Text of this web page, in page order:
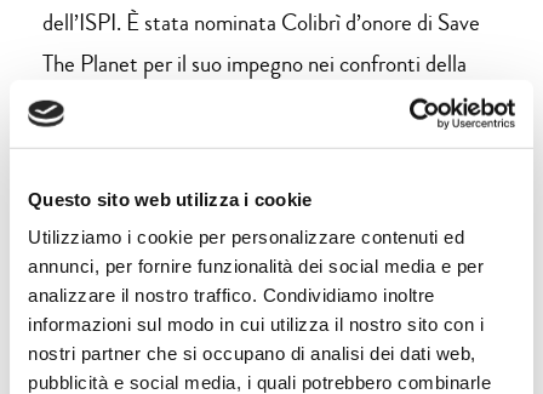
Questo sito web utilizza i cookie
Utilizziamo i cookie per personalizzare contenuti ed
annunci, per fornire funzionalità dei social media e per
analizzare il nostro traffico. Condividiamo inoltre
informazioni sul modo in cui utilizza il nostro sito con i
nostri partner che si occupano di analisi dei dati web,
pubblicità e social media, i quali potrebbero combinarle
dell’ISPI. È stata nominata Colibrì d’onore di Save
The Planet per il suo impegno nei confronti della
natura, è ambasciatrice del Patto Europeo per il
Clima e membro di EuClipa. Scrive su svariate
testate tra cui «Lifegate», «Pianeta 2030» del
«Corriere della Sera», «La Rivista della Natura»,
«Materia Rinnovabile».
È autrice diChe cos’è la biodiversità oggie di
WANE – We Are Nature Expedition, un reportage